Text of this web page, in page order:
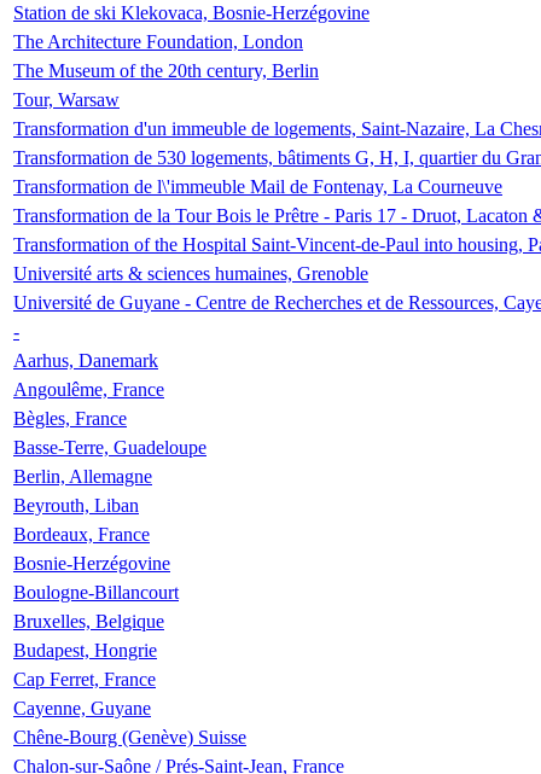
Station de ski Klekovaca, Bosnie-Herzégovine
The Architecture Foundation, London
The Museum of the 20th century, Berlin
Tour, Warsaw
Transformation d'un immeuble de logements, Saint-Nazaire, La
Transformation de 530 logements, bâtiments G, H, I, quartier du
Transformation de l\'immeuble Mail de Fontenay, La Courneuve
Transformation de la Tour Bois le Prêtre - Paris 17 - Druot, Lacaton
Transformation of the Hospital Saint-Vincent-de-Paul into housing,
Université arts & sciences humaines, Grenoble
Université de Guyane - Centre de Recherches et de Ressources,
-
Aarhus, Danemark
Angoulême, France
Bègles, France
Basse-Terre, Guadeloupe
Berlin, Allemagne
Beyrouth, Liban
Bordeaux, France
Bosnie-Herzégovine
Boulogne-Billancourt
Bruxelles, Belgique
Budapest, Hongrie
Cap Ferret, France
Cayenne, Guyane
Chêne-Bourg (Genève) Suisse
Chalon-sur-Saône / Prés-Saint-Jean, France